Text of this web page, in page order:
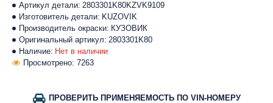
Наличие: Нет в наличии
Артикул детали: 2803301K80KZVK9109
Изготовитель детали: KUZOVIK
Производитель окраски: КУЗОВИК
Оригинальный артикул: 2803301K80
Просмотрено: 7263
ПРОВЕРИТЬ ПРИМЕНЯЕМОСТЬ ПО VIN-НОМЕРУ